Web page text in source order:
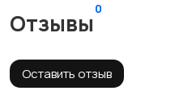
Отзывы
0
Оставить отзыв